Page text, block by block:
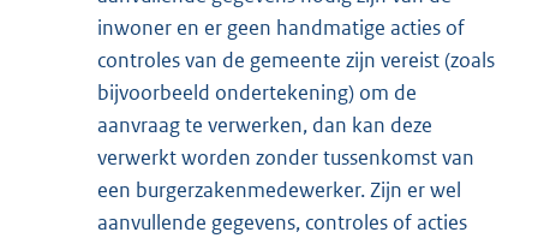
inwoner en er geen handmatige acties of
controles van de gemeente zijn vereist (zoals
bijvoorbeeld ondertekening) om de
aanvraag te verwerken, dan kan deze
verwerkt worden zonder tussenkomst van
een burgerzakenmedewerker. Zijn er wel
aanvullende gegevens, controles of acties